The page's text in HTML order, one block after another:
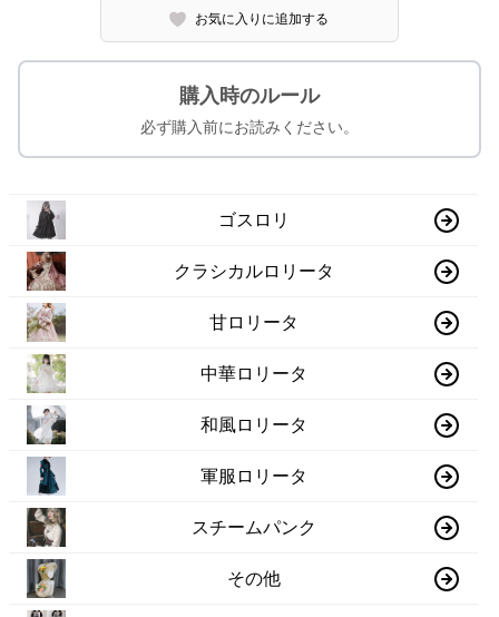
お気に入りに追加する
購入時のルール
必ず購入前にお読みください。
ゴスロリ
クラシカルロリータ
甘ロリータ
中華ロリータ
和風ロリータ
軍服ロリータ
スチームパンク
その他